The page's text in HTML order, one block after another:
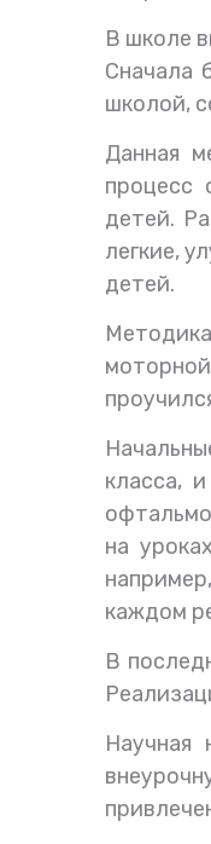
В школе
Сначала
школой,
Данная
процесс
детей.
легкие,
детей.
класса,
на
каждом
В
Научная